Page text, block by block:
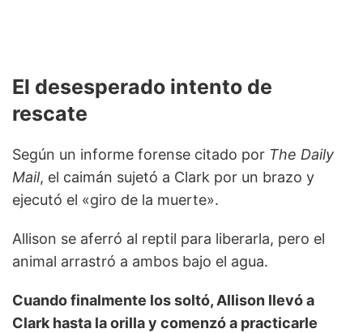
El desesperado intento de
rescate
Según un informe forense citado por The Daily
Mail, el caimán sujetó a Clark por un brazo y
ejecutó el «giro de la muerte».
Allison se aferró al reptil para liberarla, pero el
animal arrastró a ambos bajo el agua.
Cuando finalmente los soltó, Allison llevó a
Clark hasta la orilla y comenzó a practicarle